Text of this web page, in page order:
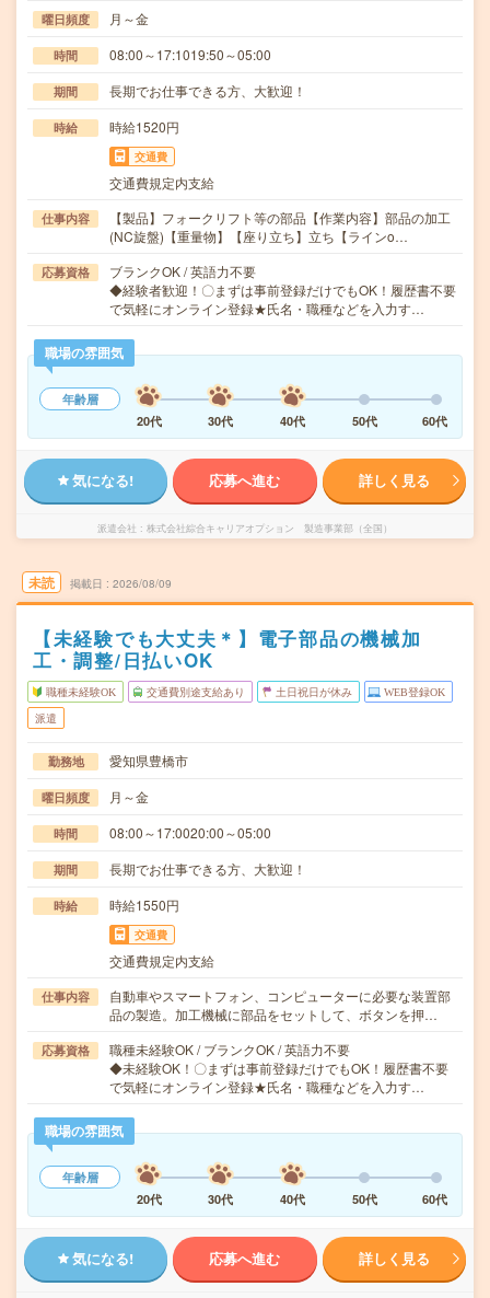
曜日頻度 月～金
時間 08:00～17:1019:50～05:00
期間 長期でお仕事できる方、大歓迎！
時給 時給1520円
交通費
交通費規定内支給
仕事内容
【製品】フォークリフト等の部品【作業内容】部品の加工
(NC旋盤)【重量物】【座り立ち】立ち【ラインo…
応募資格
ブランクOK / 英語力不要
◆経験者歓迎！〇まずは事前登録だけでもOK！履歴書不要
で気軽にオンライン登録★氏名・職種などを入力す…
職場の雰囲気
年齢層
20代
30代 40代 50代 60代
気になる! 応募へ進む 詳しく見る
派遣会社 株式会社綜合キャリアオプション 製造事業部（全国）
未読 掲載日 2026/08/09
【未経験でも大丈夫＊】電子部品の機械加
工・調整/日払いOK
職種未経験OK 交通費別途支給あり 土日祝日が休み WEB登録OK
派遣
勤務地 愛知県豊橋市
曜日頻度 月～金
時間 08:00～17:0020:00～05:00
期間 長期でお仕事できる方、大歓迎！
時給 時給1550円
交通費
交通費規定内支給
仕事内容
自動車やスマートフォン、コンピューターに必要な装置部
品の製造。加工機械に部品をセットして、ボタンを押…
応募資格
職種未経験OK / ブランクOK / 英語力不要
◆未経験OK！〇まずは事前登録だけでもOK！履歴書不要
で気軽にオンライン登録★氏名・職種などを入力す…
職場の雰囲気
年齢層
20代
30代 40代 50代 60代
気になる! 応募へ進む 詳しく見る